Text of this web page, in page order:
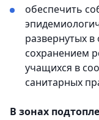
обеспечить
развернутых в
сохранением
учащихся в
санитарных
В зонах